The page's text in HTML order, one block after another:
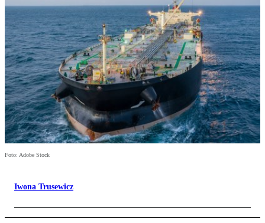
Foto: Adobe Stock
Iwona Trusewicz